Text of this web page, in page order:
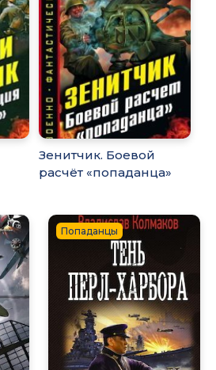
Зенитчик. Боевой
расчёт «попаданца»
Попаданцы